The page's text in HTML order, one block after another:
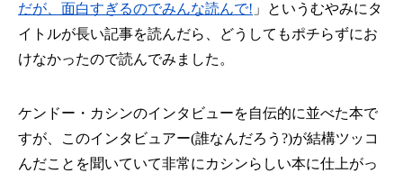
だが、面白すぎるのでみんな読んで! 」というむやみにタ
イトルが長い記事を読んだら、どうしてもポチらずにお
けなかったので読んでみました。
ケンドー・カシンのインタビューを自伝的に並べた本で
すが、このインタビュアー(誰なんだろう?)が結構ツッコ
んだことを聞いていて非常にカシンらしい本に仕上がっ